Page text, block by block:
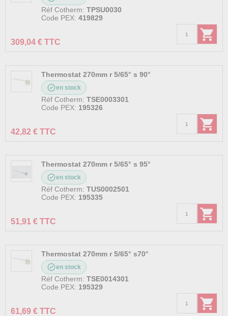
Réf Cotherm: TPSU0030
Code PEX: 419829
309,04 € TTC
Thermostat 270mm r 5/65° s 90°
en stock
Réf Cotherm: TSE0003301
Code PEX: 195326
42,82 € TTC
Thermostat 270mm r 5/65° s 95°
en stock
Réf Cotherm: TUS0002501
Code PEX: 195335
51,91 € TTC
Thermostat 270mm r 5/65° s70°
en stock
Réf Cotherm: TSE0014301
Code PEX: 195329
61,69 € TTC